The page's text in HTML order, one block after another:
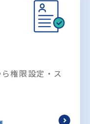
権限設定・ス